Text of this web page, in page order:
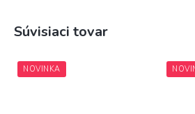
Súvisiaci tovar
NOVINKA